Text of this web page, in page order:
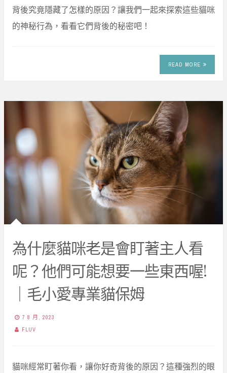
背後究竟隱藏了怎樣的原因？讓我們一起來探索這些貓咪
的神秘行為，看看它們背後的秘密吧！
READ MORE
為什麼貓咪老是會盯著主人看
呢？他們可能想要一些東西喔!
｜毛小愛專業貓保姆
7 8 月, 2023
FLUV
貓咪經常盯著你看，讓你好奇背後的原因？這種強烈的眼